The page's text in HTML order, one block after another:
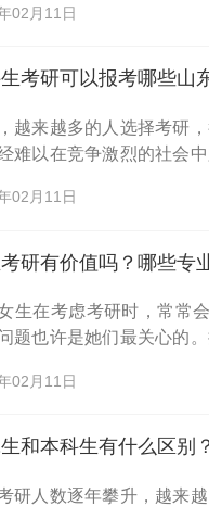
接下来，小
02月11日
考研可以报考哪些山
越来越多的人选择考研
难以在竞争激烈的社会
东高校有哪
02月11日
研有价值吗？哪些专
生在考虑考研时，常常
题也许是她们最关心的
考。女生考研
02月11日
和本科生有什么区别
研人数逐年攀升，越来